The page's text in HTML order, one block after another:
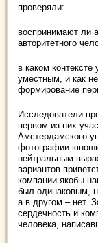
проверяли:
воспринимают ли
авторитетного
в каком контексте
уместным, и как
формирование
Исследователи
первом из них
Амстердамского
фотографии
нейтральным
вариантов
компании якобы
был одинаковым,
а в другом – нет.
сердечность и
человека,